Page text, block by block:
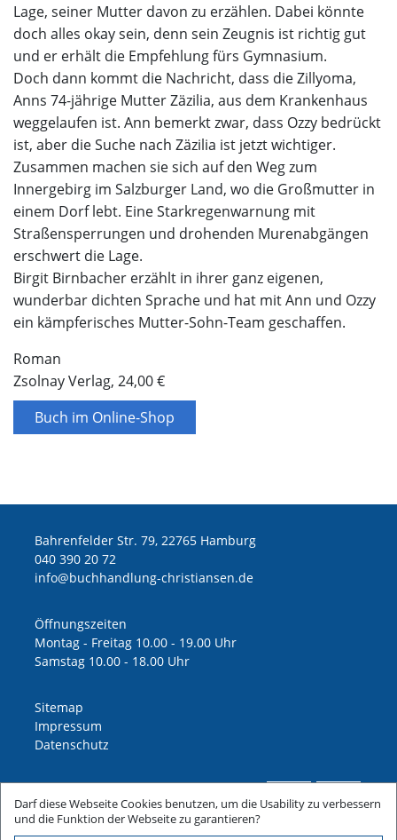
Lage, seiner Mutter davon zu erzählen. Dabei könnte
doch alles okay sein, denn sein Zeugnis ist richtig gut
und er erhält die Empfehlung fürs Gymnasium.
Doch dann kommt die Nachricht, dass die Zillyoma,
Anns 74-jährige Mutter Zäzilia, aus dem Krankenhaus
weggelaufen ist. Ann bemerkt zwar, dass Ozzy bedrückt
ist, aber die Suche nach Zäzilia ist jetzt wichtiger.
Zusammen machen sie sich auf den Weg zum
Innergebirg im Salzburger Land, wo die Großmutter in
einem Dorf lebt. Eine Starkregenwarnung mit
Straßensperrungen und drohenden Murenabgängen
erschwert die Lage.
Birgit Birnbacher erzählt in ihrer ganz eigenen,
wunderbar dichten Sprache und hat mit Ann und Ozzy
ein kämpferisches Mutter-Sohn-Team geschaffen.
Roman
Zsolnay Verlag, 24,00 €
Buch im Online-Shop
Bahrenfelder Str. 79, 22765 Hamburg
040 390 20 72
ed.nesnaitsirhc-gnuldnahhcub@ofni
Öffnungszeiten
Montag - Freitag 10.00 - 19.00 Uhr
Samstag 10.00 - 18.00 Uhr
Sitemap
Impressum
Datenschutz
Darf diese Webseite Cookies benutzen, um die Usability zu verbessern
und die Funktion der Webseite zu garantieren?